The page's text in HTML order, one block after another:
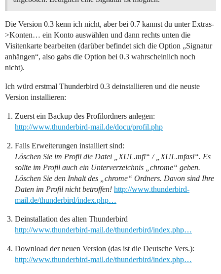
Die Version 0.3 kenn ich nicht, aber bei 0.7 kannst du unter Extras-
>Konten… ein Konto auswählen und dann rechts unten die
Visitenkarte bearbeiten (darüber befindet sich die Option „Signatur
anhängen“, also gabs die Option bei 0.3 wahrscheinlich noch
nicht).
Ich würd erstmal Thunderbird 0.3 deinstallieren und die neuste
Version installieren:
Zuerst ein Backup des Profilordners anlegen:
http://www.thunderbird-mail.de/docu/profil.php
Falls Erweiterungen installiert sind:
Löschen Sie im Profil die Datei „XUL.mfl“ / „XUL.mfasl“. Es
sollte im Profil auch ein Unterverzeichnis „chrome“ geben.
Löschen Sie den Inhalt des „chrome“ Ordners. Davon sind Ihre
Daten im Profil nicht betroffen! http://www.thunderbird-
mail.de/thunderbird/index.php…
Deinstallation des alten Thunderbird
http://www.thunderbird-mail.de/thunderbird/index.php…
Download der neuen Version (das ist die Deutsche Vers.):
http://www.thunderbird-mail.de/thunderbird/index.php…